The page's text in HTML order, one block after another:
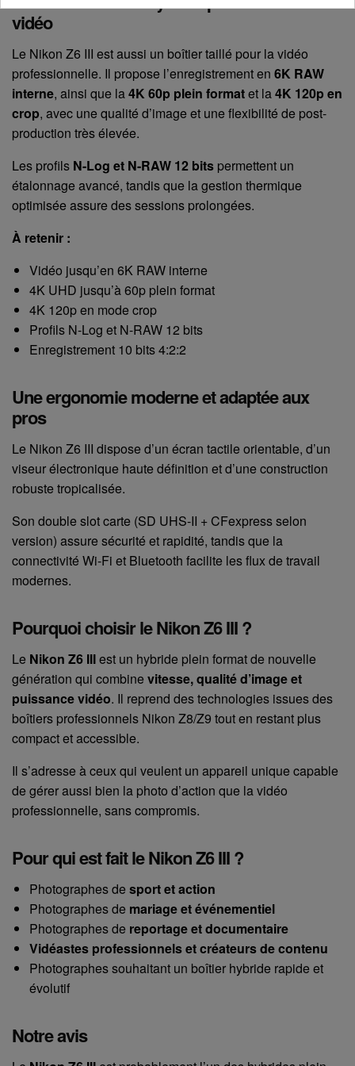
vidéo
Le Nikon Z6 III est aussi un boîtier taillé pour la vidéo
professionnelle. Il propose l’enregistrement en 6K RAW
interne, ainsi que la4K 60p plein formatet la4K 120p en
crop, avec une qualité d’image et une flexibilité de post-
production très élevée.
Les profils N-Log et N-RAW 12 bits permettent un
étalonnage avancé, tandis que la gestion thermique
optimisée assure des sessions prolongées.
À retenir :
Vidéo jusqu’en 6K RAW interne
4K UHD jusqu’à 60p plein format
4K 120p en mode crop
Profils N-Log et N-RAW 12 bits
Enregistrement 10 bits 4:2:2
Une ergonomie moderne et adaptée aux
pros
Le Nikon Z6 III dispose d’un écran tactile orientable, d’un
viseur électronique haute définition et d’une construction
robuste tropicalisée.
Son double slot carte (SD UHS-II + CFexpress selon
version) assure sécurité et rapidité, tandis que la
connectivité Wi-Fi et Bluetooth facilite les flux de travail
modernes.
Pourquoi choisir le Nikon Z6 III ?
Le Nikon Z6 IIIest un hybride plein format de nouvelle
génération qui combine vitesse, qualité d’image et
puissance vidéo. Il reprend des technologies issues des
boîtiers professionnels Nikon Z8/Z9 tout en restant plus
compact et accessible.
Il s’adresse à ceux qui veulent un appareil unique capable
de gérer aussi bien la photo d’action que la vidéo
professionnelle, sans compromis.
Pour qui est fait le Nikon Z6 III ?
Photographes de sport et action
Photographes de mariage et événementiel
Photographes de reportage et documentaire
Vidéastes professionnels et créateurs de contenu
Photographes souhaitant un boîtier hybride rapide et
évolutif
Notre avis